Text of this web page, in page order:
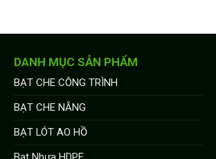
DANH MỤC SẢN PHẨM
BẠT CHE CÔNG TRÌNH
BẠT CHE NẮNG
BẠT LÓT AO HỒ